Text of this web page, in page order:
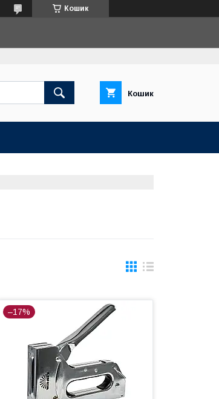
Кошик
Кошик
–17%